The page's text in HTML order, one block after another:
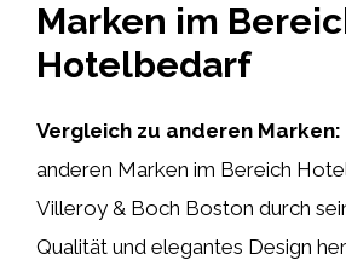
Marken im
Hotelbedarf
Vergleich zu anderen Marken:
anderen Marken im Bereich
Villeroy & Boch Boston durch
Qualität und elegantes Design